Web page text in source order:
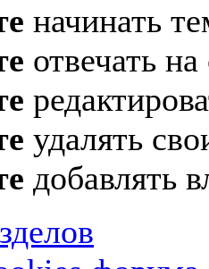
начинать
отвечать
удалять
добавлять